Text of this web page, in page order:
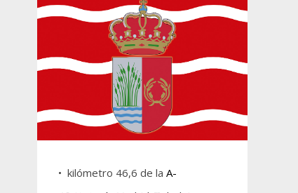
• kilómetro 46,6 de la A-